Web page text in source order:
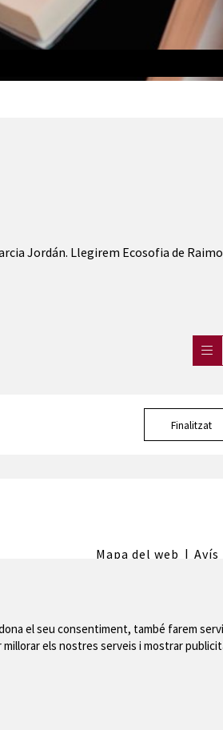
Jordán. Llegirem Ecosofia de
Finalitzat
Mapa del web | Avís
el seu consentiment, també farem
els nostres serveis i mostrar